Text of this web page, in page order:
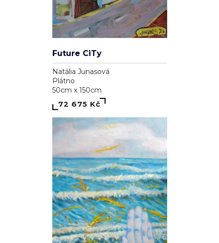
Future CiTy
Natália Junasová
Plátno
50cm x 150cm
72 675 Kč